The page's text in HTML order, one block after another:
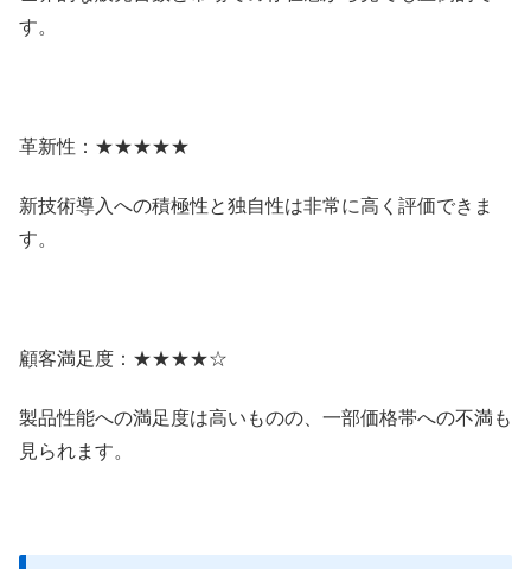
す。
革新性：★★★★★
新技術導入への積極性と独自性は非常に高く評価できま
す。
顧客満足度：★★★★☆
製品性能への満足度は高いものの、一部価格帯への不満も
見られます。